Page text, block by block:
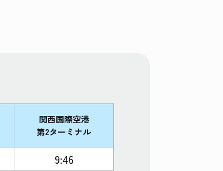
関西国際空港
第2ターミナル
9:46